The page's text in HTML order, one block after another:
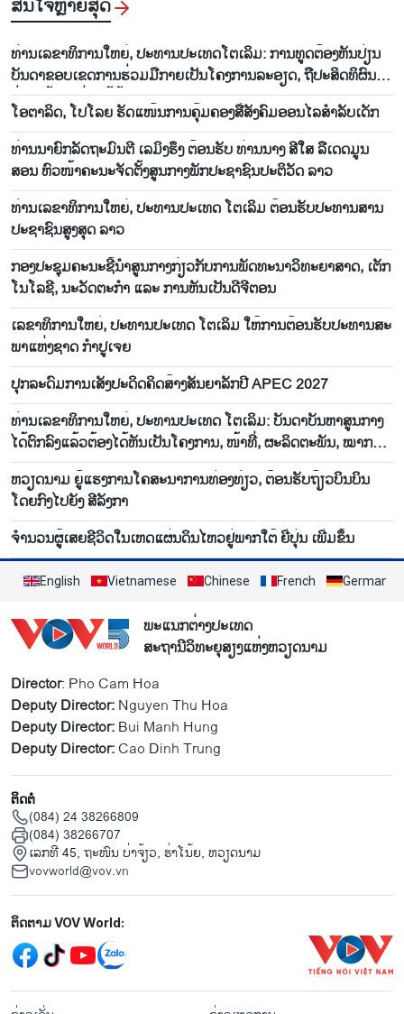
ທ່ານ​ເລ​ຂາ​ທິ​ການ​ໃຫຍ່, ປະ​ທານ​ປະ​ເທດ​ໂຕ​ເລິມ: ການ​ທູດ​ຕ້ອງ​ຫັນ​ປ່ຽນ​
ບັນ​ດາ​ຂອບ​ເຂດ​ການ​ຮ່ວມ​ມື​ກາຍ​ເປັນ​ໂຄງ​ການ​ລະ​ອຽດ​, ຖື​ປະ​ສິດ​ທິ​ຜົນ​
ຢ່າງ​ແທ້​ຈິງ​ແມ່ນ​ໄມ້ຫຼ້າ​ວັດ​ແທກ
ໂອ​ຕາ​ລິດ, ໂປ​ໂລຍ ຮັດ​ແໜ້ນ​ການ​ຄຸ້ມ​ຄອງ​ສື່​ສັງ​ຄົມ​ອອນ​ໄລ​ສຳ​ລັບ​ເດັກ
​ທ່ານນາ​ຍົກ​ລັດ​ຖະ​ມົນ​ຕີ ເລ​ມິງ​ຮຶງ ຕ້ອນ​ຮັບ ​​ທ່ານນາງ ສີ​​ໃສ ລື​ເດ​ດ​ມູນ​
ສອນ ຫົວ​ໜ້າ​ຄະ​ນະ​ຈັດ​ຕັ້ງ​ສູນ​ກາງ​ພັກ​ປະ​ຊາ​ຊົນ​ປະ​ຕິ​ວັດ ລາວ
ທ່ານເລຂາທິການໃຫຍ່, ປະທານປະເທດ ໂຕເລິມ ຕ້ອນຮັບປະທານສານ
ປະຊາຊົນສູງສຸດ ລາວ
ກອງປະຊຸມຄະນະຊີ້ນຳສູນກາງກ່ຽວກັບການພັດທະນາວິທະຍາສາດ, ເຕັກ
ໂນໂລຊີ, ນະວັດຕະກຳ ແລະ ການຫັນເປັນດີຈີຕອນ
ເລ​ຂ​າ​ທິ​ການ​ໃຫຍ່, ປະ​ທານ​ປະ​ເທດ ໂຕ​ເລິມ ໃຫ້​ການ​ຕ້ອນ​ຮັບ​ປະ​ທານ​ສະ​
ພາ​ແຫ່ງ​ຊາດ ກຳ​ປູ​ເຈຍ
ປຸກ​ລະ​ດົມ​ການ​ເສັງ​ປະ​ດິດ​ຄິດ​ສ້າງສັນ​ຍາ​ລັກ​ປີ APEC 2027
ທ່ານເລຂາທິການໃຫຍ່, ປະທານປະເທດ ໂຕເລິມ: ບັນດາບັນຫາສູນກາງ
ໄດ້ຕົກລົງແລ້ວຕ້ອງໄດ້ຫັນເປັນໂຄງການ, ໜ້າທີ່, ຜະລິດຕະພັນ, ໝາກຜົນ
ລະອຽດໃນທັນທີ
ຫວຽດ​ນາມ ຍູ້​ແຮງ​ການ​ໂຄ​ສະ​ນາ​ການ​ທ່ອງ​ທ່ຽວ, ຕ້ອນ​ຮັບ​ຖ້ຽວ​ບິນ​ບິນ​
ໂດຍ​ກົງ​ໄປ​ຍັງ ສີ​ລັງ​ກາ
ຈຳ​ນວນ​ຜູ້​ເສຍ​ຊີ​ວິດ​ໃນ​ເຫດ​ແຜ່ນ​ດິນ​ໄຫວ​ຢູ່​ພາກ​ໃຕ້ ຍີ່​ປຸ່ນ ເພີ່ມ​ຂຶ້ນ
English Vietnamese Chinese French German
ພະແນກຕ່າງປະເທດ
ສະຖານີວິທະຍຸສຽງແຫ່ງຫວຽດນາມ
Director: Pho Cam Hoa
Deputy Director:Nguyen Thu Hoa
Deputy Director:Bui Manh Hung
Deputy Director:Cao Dinh Trung
ຕິດຕໍ່
(084) 24 38266809
(084) 38266707
ເລກທີ 45, ຖະໜົນ ບ່າ​ຈ້ຽວ, ຮ່າ​ໂນ້ຍ, ຫວຽດນາມ
vovworld@vov.vn
Mạng xã hội
ຕິດຕາມ VOV World:
menu footer tiếng Lào